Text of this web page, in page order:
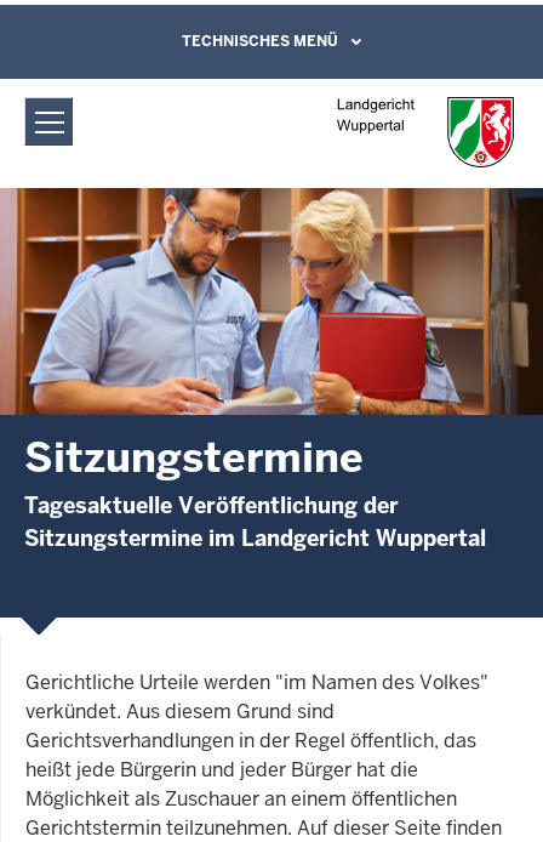
Landgericht Wuppertal:
Sitzungstermine
Direkt zum Inhalt
Leichte Sprache, Gebärdensprachenvideo
und Kontaktformular
TECHNISCHES MENÜ
Sitzungstermine
Tagesaktuelle Veröffentlichung der
Sitzungstermine im Landgericht Wuppertal
Gerichtliche Urteile werden "im Namen des Volkes"
verkündet. Aus diesem Grund sind
Gerichtsverhandlungen in der Regel öffentlich, das
heißt jede Bürgerin und jeder Bürger hat die
Möglichkeit als Zuschauer an einem öffentlichen
Gerichtstermin teilzunehmen. Auf dieser Seite finden